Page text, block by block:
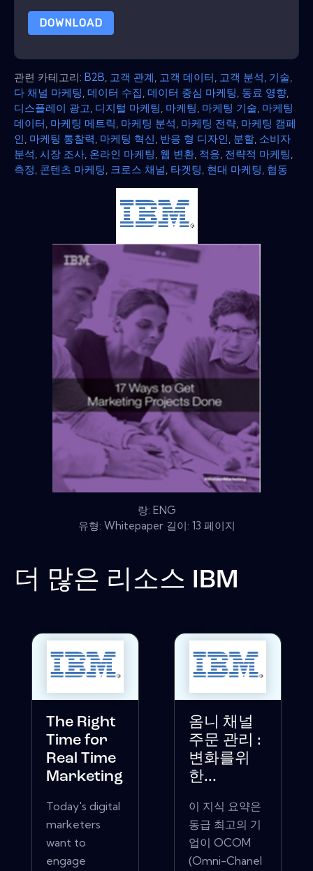
DOWNLOAD
관련 카테고리: B2B 고객 관계 고객 데이터 고객 분석 기술
다 채널 마케팅 데이터 수집 데이터 중심 마케팅 동료 영향
디스플레이 광고 디지털 마케팅 마케팅 마케팅 기술 마케팅
데이터 마케팅 메트릭 마케팅 분석 마케팅 전략 마케팅 캠페
인 마케팅 통찰력 마케팅 혁신 반응 형 디자인 분할 소비자
분석 시장 조사 온라인 마케팅 웹 변환 적응 전략적 마케팅
측정 콘텐츠 마케팅 크로스 채널 타겟팅 현대 마케팅 협동
랑: ENG
유형: Whitepaper 길이: 13 페이지
더 많은 리소스 IBM
The Right
Time for
Real Time
Marketing
Today's digital
marketers
want to
engage
옴니 채널
주문 관리 :
변화를위
한...
이 지식 요약은
동급 최고의 기
업이 OCOM
(Omni-Chanel